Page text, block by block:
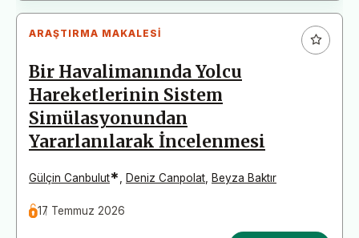
ARAŞTIRMA MAKALESI
Bir Havalimanında Yolcu
Hareketlerinin Sistem
Simülasyonundan
Yararlanılarak İncelenmesi
Gülçin Canbulut* Deniz Canpolat Beyza Baktır
17 Temmuz 2026